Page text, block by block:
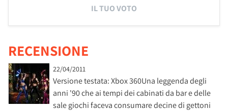
IL TUO VOTO
RECENSIONE
22/04/2011
Versione testata: Xbox 360Una leggenda degli
anni '90 che ai tempi dei cabinati da bar e delle
sale giochi faceva consumare decine di gettoni